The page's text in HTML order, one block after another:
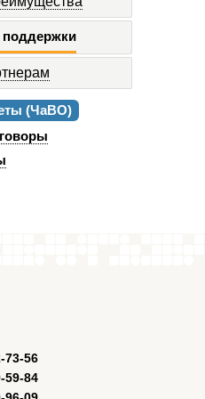
(ЧаВО)
73-56
59-84